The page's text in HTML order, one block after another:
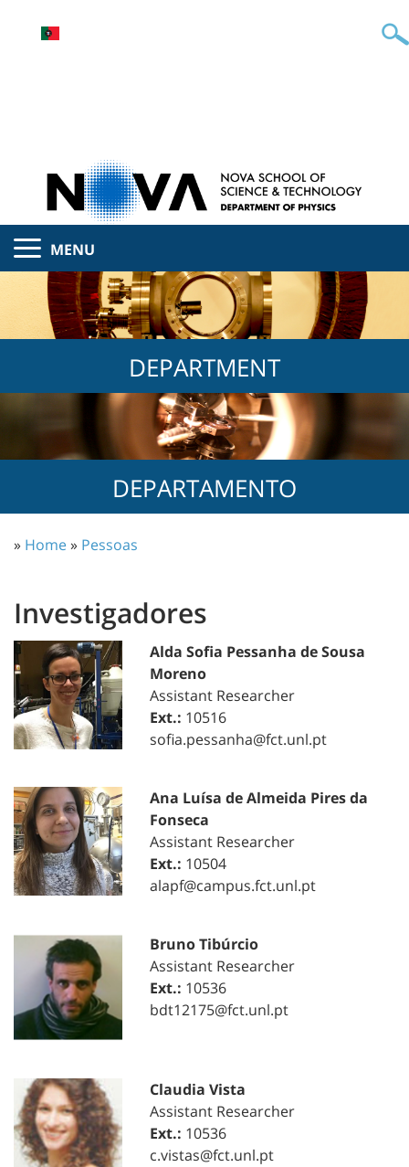
MENU
DEPARTMENT
DEPARTAMENTO
» Home» Pessoas
Investigadores
Alda Sofia Pessanha de Sousa
Moreno
Assistant Researcher
Ext.: 10516
sofia.pessanha@fct.unl.pt
Ana Luísa de Almeida Pires da
Fonseca
Assistant Researcher
Ext.: 10504
alapf@campus.fct.unl.pt
Bruno Tibúrcio
Assistant Researcher
Ext.: 10536
bdt12175@fct.unl.pt
Claudia Vista
Assistant Researcher
Ext.: 10536
c.vistas@fct.unl.pt